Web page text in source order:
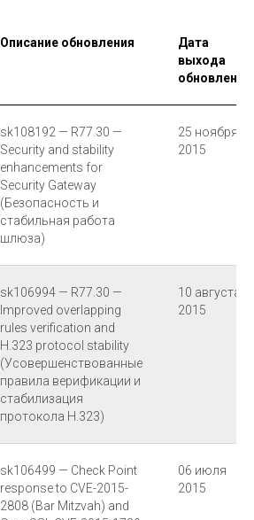
Описание обновления
Дата
выхода
обновления
sk108192 — R77.30 —
Security and stability
enhancements for
Security Gateway
(Безопасность и
стабильная работа
шлюза)
25 ноября
2015
sk106994 — R77.30 —
Improved overlapping
rules verification and
H.323 protocol stability
(Усовершенствованные
правила верификации и
стабилизация
протокола H.323)
10 августа
2015
sk106499 — Check Point
response to CVE-2015-
2808 (Bar Mitzvah) and
06 июля
2015